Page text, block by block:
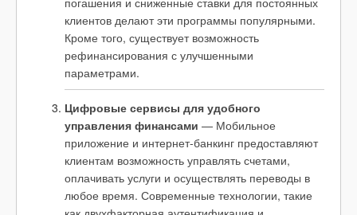
клиентов делают эти программы популярными.
Кроме того, существует возможность
рефинансирования с улучшенными
параметрами.
Цифровые сервисы для удобного
управления финансами — Мобильное
приложение и интернет-банкинг предоставляют
клиентам возможность управлять счетами,
оплачивать услуги и осуществлять переводы в
любое время. Современные технологии, такие